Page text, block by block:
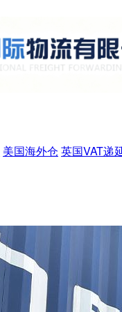
美国海外仓 英国VAT递